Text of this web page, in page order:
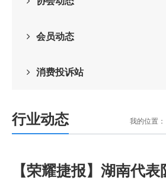
会员动态
消费投诉站
行业动态 我的位置：
【荣耀捷报】湖南代